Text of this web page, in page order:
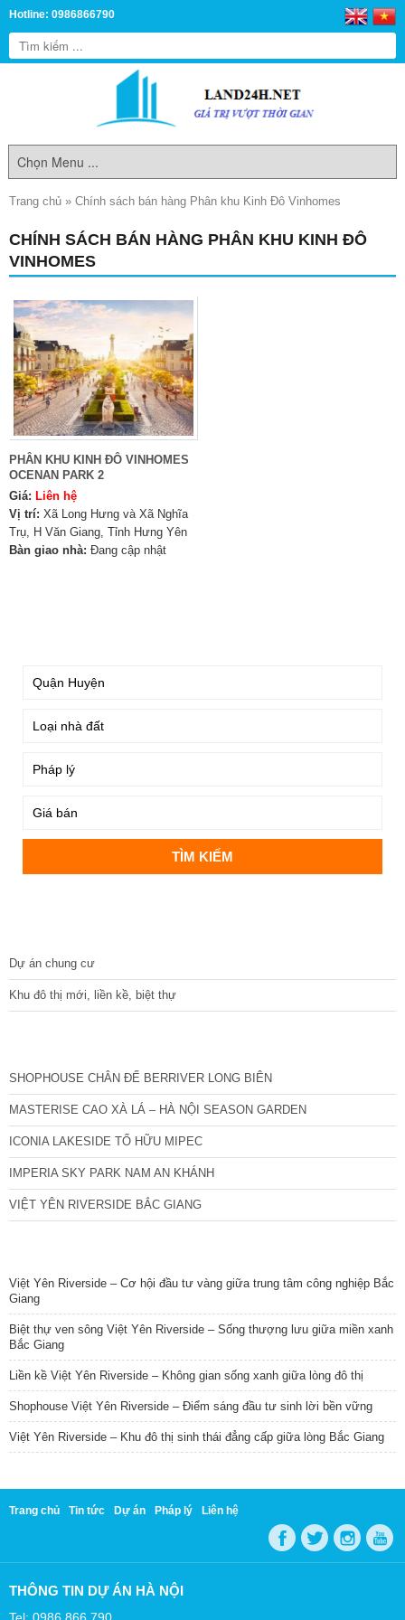
Hotline: 0986866790
Trang chủ » Chính sách bán hàng Phân khu Kinh Đô Vinhomes
CHÍNH SÁCH BÁN HÀNG PHÂN KHU KINH ĐÔ
VINHOMES
PHÂN KHU KINH ĐÔ VINHOMES
OCENAN PARK 2
Giá: Liên hệ
Vị trí: Xã Long Hưng và Xã Nghĩa
Trụ, H Văn Giang, Tỉnh Hưng Yên
Bàn giao nhà: Đang cập nhật
Dự án chung cư
Khu đô thị mới, liền kề, biệt thự
SHOPHOUSE CHÂN ĐẾ BERRIVER LONG BIÊN
MASTERISE CAO XÀ LÁ – HÀ NỘI SEASON GARDEN
ICONIA LAKESIDE TỐ HỮU MIPEC
IMPERIA SKY PARK NAM AN KHÁNH
VIỆT YÊN RIVERSIDE BẮC GIANG
Việt Yên Riverside – Cơ hội đầu tư vàng giữa trung tâm công nghiệp Bắc
Giang
Biệt thự ven sông Việt Yên Riverside – Sống thượng lưu giữa miền xanh
Bắc Giang
Liền kề Việt Yên Riverside – Không gian sống xanh giữa lòng đô thị
Shophouse Việt Yên Riverside – Điểm sáng đầu tư sinh lời bền vững
Việt Yên Riverside – Khu đô thị sinh thái đẳng cấp giữa lòng Bắc Giang
Trang chủ Tin tức Dự án Pháp lý Liên hệ
THÔNG TIN DỰ ÁN HÀ NỘI